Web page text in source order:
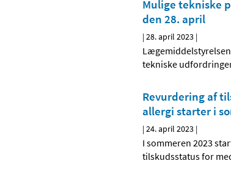
Mulige tekniske
den 28. april
|28. april 2023 |
tekniske
Revurdering af
allergi starter i
|24. april 2023 |
I sommeren 2023
tilskudsstatus for